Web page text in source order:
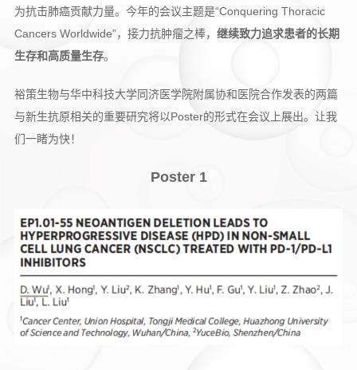
为抗击肺癌贡献力量。今年的会议主题是“Conquering Thoracic
Cancers Worldwide”，接力抗肿瘤之棒， 继续致力追求患者的长期
生存和高质量生存。
裕策生物与华中科技大学同济医学院附属协和医院合作发表的两篇
与新生抗原相关的重要研究将以Poster的形式在会议上展出。让我
们一睹为快！
Poster 1